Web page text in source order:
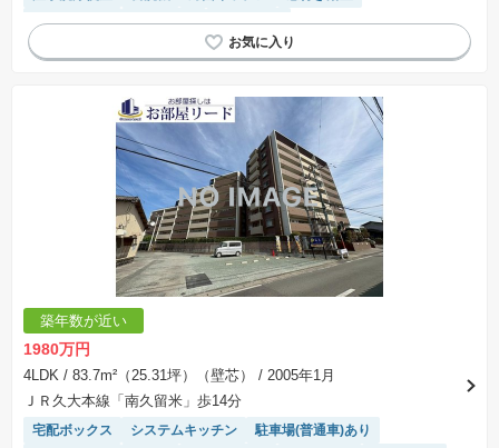
エレベーター
駐車場空き
平置駐車場
モニター付きインターホン
リフォーム済み物件
築年数が近い
1980万円
4LDK / 83.7m²（25.31坪）（壁芯）
/ 2005年1月
ＪＲ久大本線「南久留米」歩14分
宅配ボックス システムキッチン
駐車場(普通車)あり